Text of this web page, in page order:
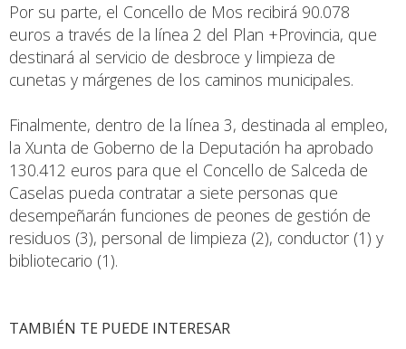
Por su parte, el Concello de Mos recibirá 90.078
euros a través de la línea 2 del Plan +Provincia, que
destinará al servicio de desbroce y limpieza de
cunetas y márgenes de los caminos municipales.
Finalmente, dentro de la línea 3, destinada al empleo,
la Xunta de Goberno de la Deputación ha aprobado
130.412 euros para que el Concello de Salceda de
Caselas pueda contratar a siete personas que
desempeñarán funciones de peones de gestión de
residuos (3), personal de limpieza (2), conductor (1) y
bibliotecario (1).
TAMBIÉN TE PUEDE INTERESAR